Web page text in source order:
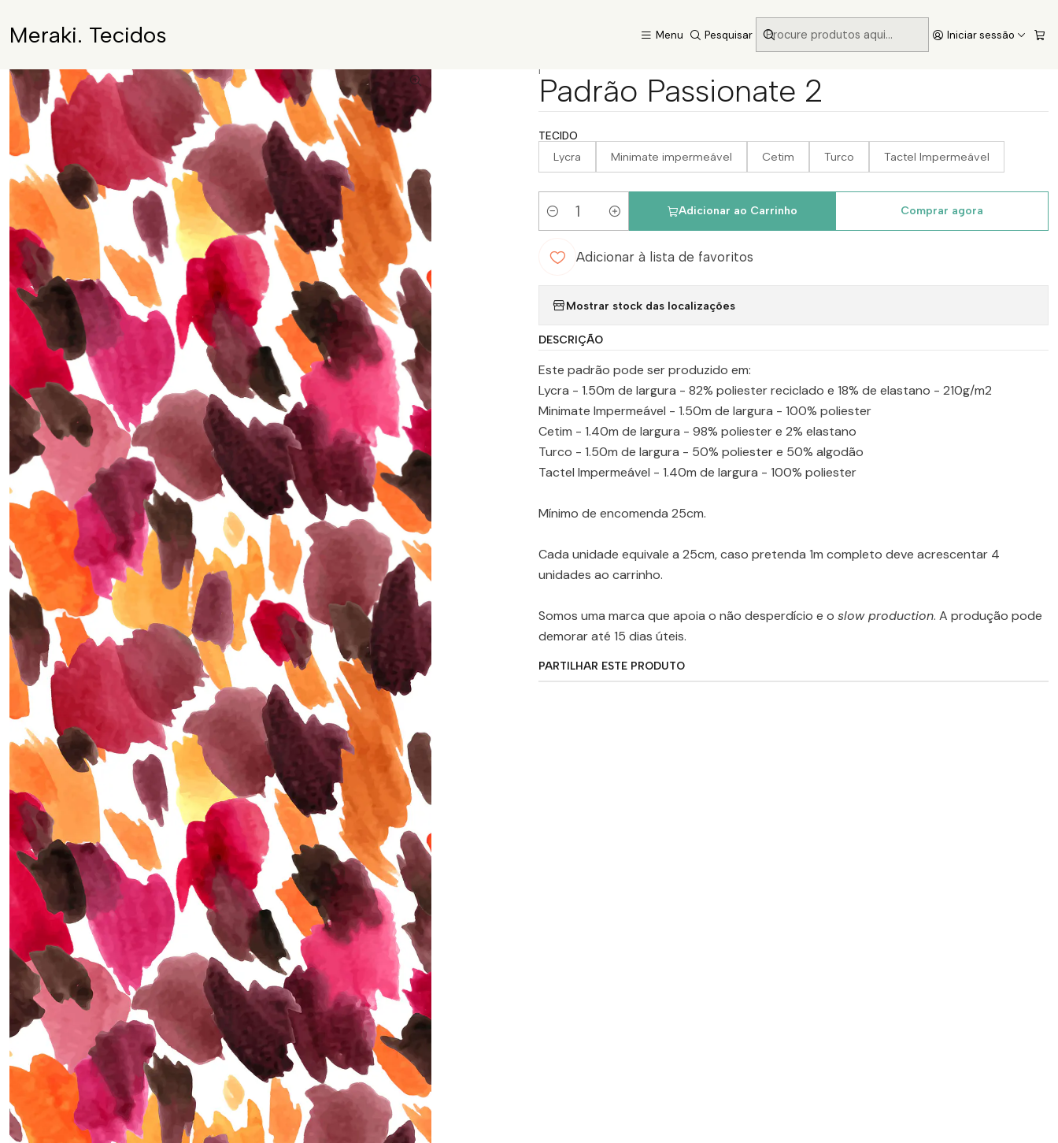
Meraki. Tecidos Menu Pesquisar Iniciar sessão
|
Padrão Passionate 2
TECIDO
Lycra Minimate impermeável Cetim Turco Tactel Impermeável
Quantidade
Adicionar ao Carrinho Comprar agora
Adicionar à lista de favoritos
Mostrar stock das localizações
DESCRIÇÃO
Este padrão pode ser produzido em:
Lycra - 1.50m de largura - 82% poliester reciclado e 18% de elastano - 210g/m2
Minimate Impermeável - 1.50m de largura - 100% poliester
Cetim - 1.40m de largura - 98% poliester e 2% elastano
Turco - 1.50m de largura - 50% poliester e 50% algodão
Tactel Impermeável - 1.40m de largura - 100% poliester
Mínimo de encomenda 25cm.
Cada unidade equivale a 25cm, caso pretenda 1m completo deve acrescentar 4
unidades ao carrinho.
Somos uma marca que apoia o não desperdício e o slow production. A produção pode
demorar até 15 dias úteis.
PARTILHAR ESTE PRODUTO